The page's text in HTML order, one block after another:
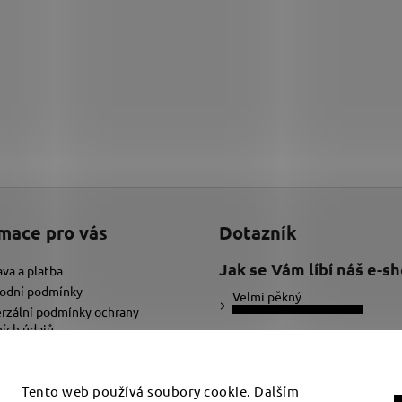
Tento web používá soubory cookie. Dalším
pro vás
a platba
podmínky
podmínky ochrany
údajů
Dotazník
Jak se Vám líbí náš e-
Velmi pěkný
Ujde to